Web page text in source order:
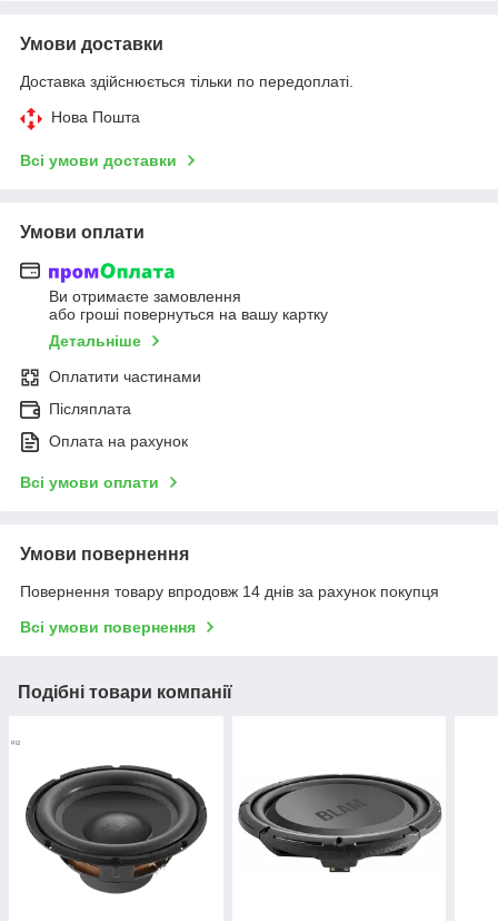
Умови доставки
Доставка здійснюється тільки по передоплаті.
Нова Пошта
Всі умови доставки
Умови оплати
Ви отримаєте замовлення
або гроші повернуться на вашу картку
Детальніше
Оплатити частинами
Післяплата
Оплата на рахунок
Всі умови оплати
Умови повернення
Повернення товару впродовж 14 днів за рахунок покупця
Всі умови повернення
Подібні товари компанії